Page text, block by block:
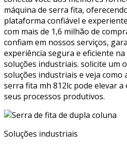
máquina de serra fita,
plataforma confiável e
com mais de 1,6 milhão de
confiam em nossos serviços,
experiência segura e eficiente
soluções industriais. solicite um
soluções industriais e veja como
serra fita mh 812lc pode elevar a
seus processos produtivos.
Soluções industriais